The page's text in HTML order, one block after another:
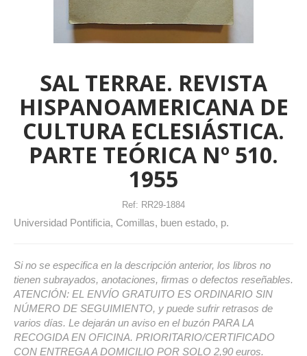
SAL TERRAE. REVISTA
HISPANOAMERICANA DE
CULTURA ECLESIÁSTICA.
PARTE TEÓRICA Nº 510.
1955
Ref: RR29-1884
Universidad Pontificia, Comillas, buen estado, p.
Si no se especifica en la descripción anterior, los libros no
tienen subrayados, anotaciones, firmas o defectos reseñables.
ATENCIÓN: EL ENVÍO GRATUITO ES ORDINARIO SIN
NÚMERO DE SEGUIMIENTO, y puede sufrir retrasos de
varios días. Le dejarán un aviso en el buzón PARA LA
RECOGIDA EN OFICINA. PRIORITARIO/CERTIFICADO
CON ENTREGA A DOMICILIO POR SOLO 2,90 euros.